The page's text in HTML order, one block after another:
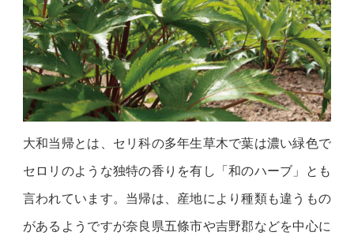
大和当帰とは、セリ科の多年生草木で葉は濃い緑色で
セロリのような独特の香りを有し「和のハーブ」とも
言われています。当帰は、産地により種類も違うもの
があるようですが奈良県五條市や吉野郡などを中心に